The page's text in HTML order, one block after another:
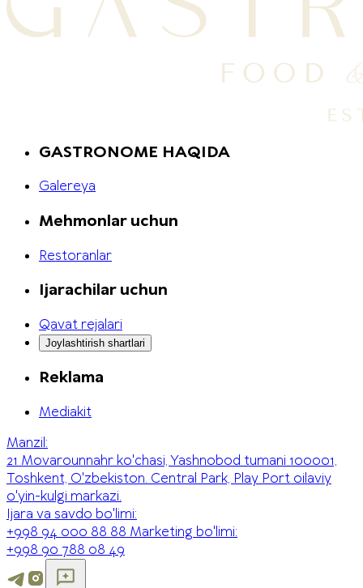
GASTRONOME HAQIDA
Galereya
Mehmonlar uchun
Restoranlar
Ijarachilar uchun
Qavat rejalari
Joylashtirish shartlari
Reklama
Mediakit
Manzil:
21 Movarounnahr ko'chasi, Yashnobod tumani 100001,
Toshkent, O'zbekiston. Central Park, Play Port oilaviy
o'yin-kulgi markazi.
Ijara va savdo bo'limi:
+998 94 000 88 88 Marketing bo'limi:
+998 90 788 08 49